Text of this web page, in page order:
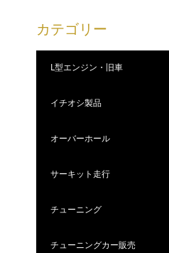
カテゴリー
L型エンジン・旧車
イチオシ製品
オーバーホール
サーキット走行
チューニング
チューニングカー販売